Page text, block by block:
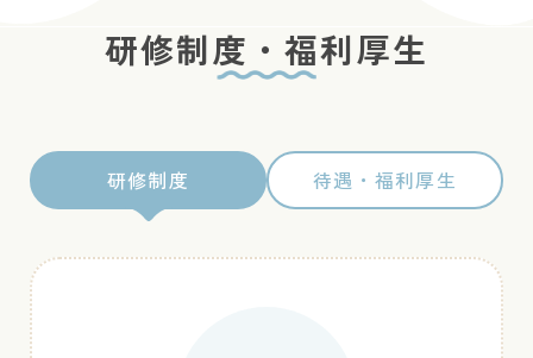
研修制度・福利厚生
研修制度 待遇・福利厚生